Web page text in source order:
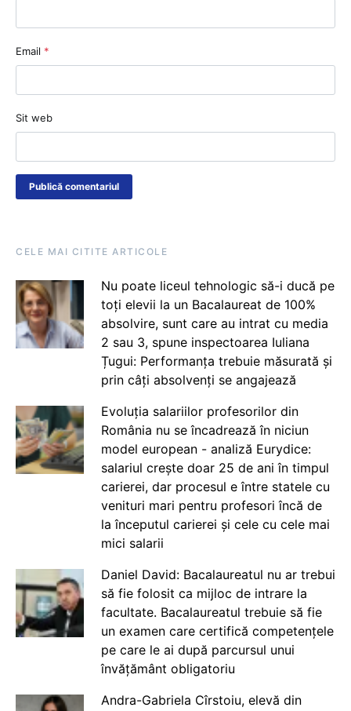
Email *
Sit web
CELE MAI CITITE ARTICOLE
Nu poate liceul tehnologic să-i ducă pe
toți elevii la un Bacalaureat de 100%
absolvire, sunt care au intrat cu media
2 sau 3, spune inspectoarea Iuliana
Țugui: Performanța trebuie măsurată și
prin câți absolvenți se angajează
Evoluția salariilor profesorilor din
România nu se încadrează în niciun
model european - analiză Eurydice:
salariul crește doar 25 de ani în timpul
carierei, dar procesul e între statele cu
venituri mari pentru profesori încă de
la începutul carierei și cele cu cele mai
mici salarii
Daniel David: Bacalaureatul nu ar trebui
să fie folosit ca mijloc de intrare la
facultate. Bacalaureatul trebuie să fie
un examen care certifică competențele
pe care le ai după parcursul unui
învățământ obligatoriu
Andra-Gabriela Cîrstoiu, elevă din